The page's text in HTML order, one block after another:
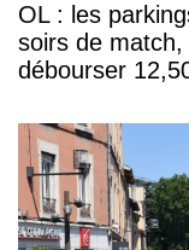
OL : les
soirs de
débourser